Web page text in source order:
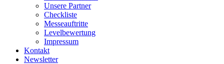
Unsere Partner
Checkliste
Messeauftritte
Levelbewertung
Impressum
Kontakt
Newsletter